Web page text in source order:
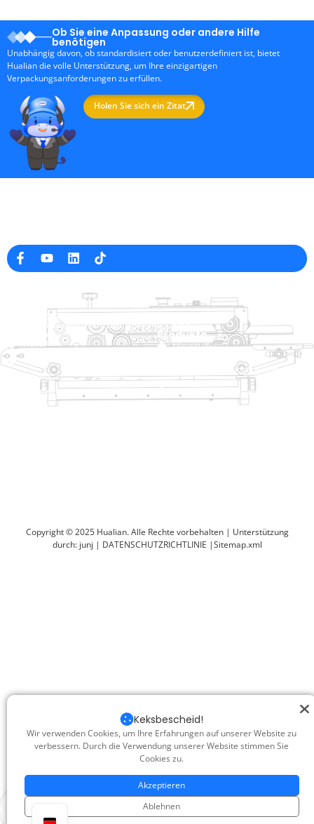
Ob Sie eine Anpassung oder andere Hilfe
benötigen
Unabhängig davon, ob standardisiert oder benutzerdefiniert ist, bietet
Hualian die volle Unterstützung, um Ihre einzigartigen
Verpackungsanforderungen zu erfüllen.
Holen Sie sich ein Zitat
Hilfelink
Heim
Produkte
Lösung
Händler
Produkte
Traysalator
Taschenschließsysteme
+8613738733841
Nr. 2 Dawei Road, Gaoxiang
Industriezone, Wenzhou, Zhejiang, China
Copyright © 2025 Hualian. Alle Rechte vorbehalten | Unterstützung
durch: junj | DATENSCHUTZRICHTLINIE |Sitemap.xml
Keksbescheid!
Wir verwenden Cookies, um Ihre Erfahrungen auf unserer Website zu
verbessern. Durch die Verwendung unserer Website stimmen Sie
Cookies zu.
Akzeptieren
Ablehnen